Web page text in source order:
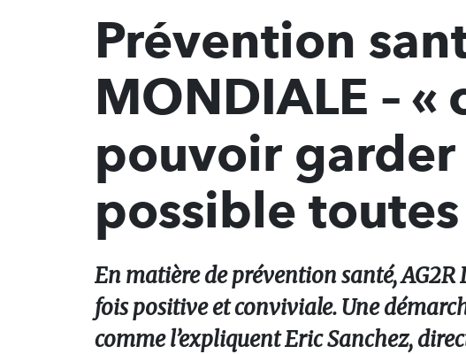
Prévention
MONDIALE –
pouvoir
possible toutes
En matière de prévention santé,
fois positive et conviviale. Une
comme l’expliquent Eric Sanchez,